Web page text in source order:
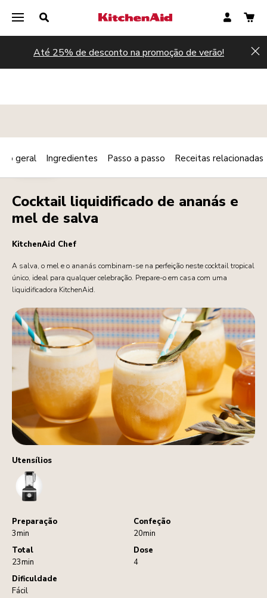
Até 25% de desconto na promoção de verão!
Utensílios
Blender
Preparação
3min
Confeção
20min
Total
23min
Dose
4
Dificuldade
Fácil
BEBIDAS Print
Cocktail liquidificado de ananás e
mel de salva
KitchenAid Chef
A salva, o mel e o ananás combinam-se na perfeição neste cocktail tropical
único, ideal para qualquer celebração. Prepare-o em casa com uma
liquidificadora KitchenAid.
geral Ingredientes Passo a passo Receitas relacionadas